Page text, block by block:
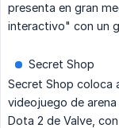
presenta en gran
interactivo" con un
Secret Shop
Secret Shop coloca
videojuego de
Dota 2 de Valve,